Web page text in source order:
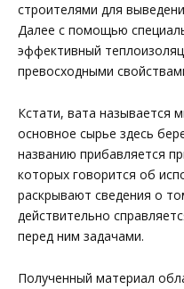
строителями для
Далее с помощью
эффективный
превосходными
Кстати, вата называется
основное сырье здесь
названию прибавляется
которых говорится об
раскрывают сведения о
действительно
перед ним задачами.
Полученный материал